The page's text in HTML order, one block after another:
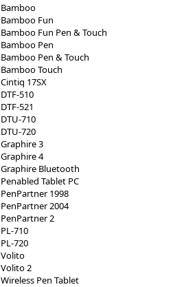
Bamboo
Bamboo Fun
Bamboo Fun Pen & Touch
Bamboo Pen
Bamboo Pen & Touch
Bamboo Touch
Cintiq 17SX
DTF-510
DTF-521
DTU-710
DTU-720
Graphire 3
Graphire 4
Graphire Bluetooth
Penabled Tablet PC
PenPartner 1998
PenPartner 2004
PenPartner 2
PL-710
PL-720
Volito
Volito 2
Wireless Pen Tablet